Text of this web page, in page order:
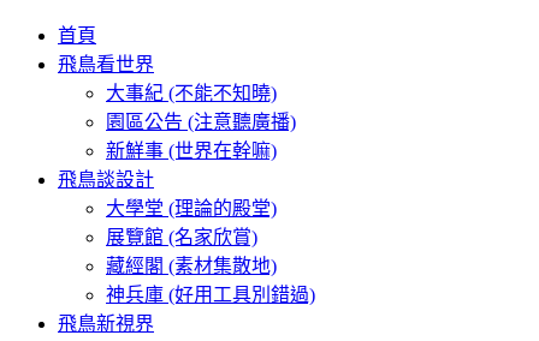
首頁
飛鳥看世界
大事紀 (不能不知曉)
園區公告 (注意聽廣播)
新鮮事 (世界在幹嘛)
飛鳥談設計
大學堂 (理論的殿堂)
展覽館 (名家欣賞)
藏經閣 (素材集散地)
神兵庫 (好用工具別錯過)
飛鳥新視界